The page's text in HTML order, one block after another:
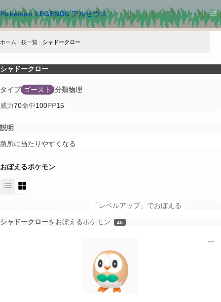
Pokémon LEGENDS アルセウス
メインコンテンツへスキップ
ホーム 技一覧 シャドークロー
シャドークロー
タイプ ゴースト 分類物理
威力70命中100PP15
説明
急所に当たりやすくなる
おぼえるポケモン
「レベルアップ」でおぼえる
シャドークローをおぼえるポケモン 45